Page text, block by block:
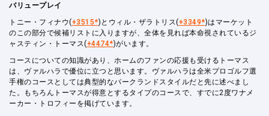
バリュープレイ
トニー・フィナウ(+3515*)とウィル・ザラトリス(+3349*)はマーケット
のこの部分で候補リストに入りますが、全体を見れば本命視されているジ
ャスティン・トーマス(+4474*)がいます。
コースについての知識があり、ホームのファンの応援も受けるトーマス
は、ヴァルハラで優位に立つと思います。ヴァルハラは全米プロゴルフ選
手権のコースとしては典型的なパークランドスタイルだと先に述べまし
た。もちろんトーマスが得意とするタイプのコースで、すでに2度ワナメ
ーカー・トロフィーを掲げています。